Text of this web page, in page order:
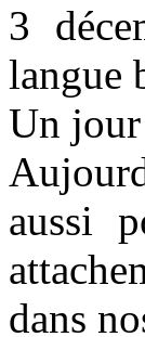
3
langue
Un
aussi
dans